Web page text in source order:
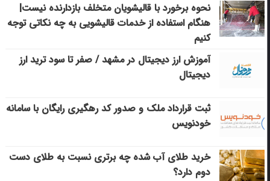
نحوه برخورد با قالیشویان متخلف بازدارنده نیست|
هنگام استفاده از خدمات قالیشویی به چه نکاتی توجه
کنیم
آموزش ارز دیجیتال در مشهد / صفر تا سود ترید ارز
دیجیتال
ثبت قرارداد ملک و صدور کد رهگیری رایگان با سامانه
خودنویس
خرید طلای آب شده چه برتری نسبت به طلای دست
دوم دارد؟